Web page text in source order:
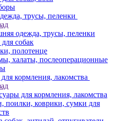
трусы, пеленки
одежда, трусы, пеленки
собак
полотенце
халаты, послеоперационные
кормления, лакомства
для кормления, лакомства
поилки, коврики, сумки для